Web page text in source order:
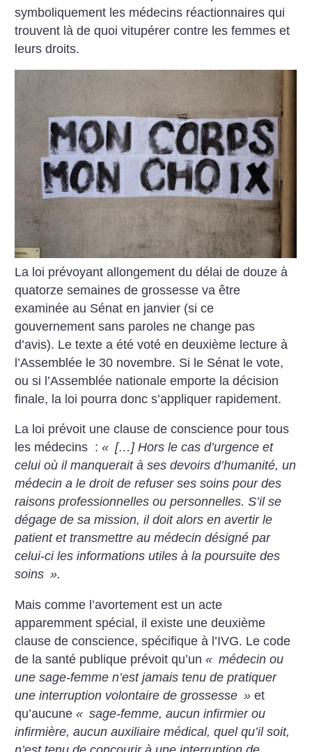
symboliquement les médecins réactionnaires qui
trouvent là de quoi vitupérer contre les femmes et
leurs droits.
La loi prévoyant allongement du délai de douze à
quatorze semaines de grossesse va être
examinée au Sénat en janvier (si ce
gouvernement sans paroles ne change pas
d’avis). Le texte a été voté en deuxième lecture à
l’Assemblée le 30 novembre. Si le Sénat le vote,
ou si l’Assemblée nationale emporte la décision
finale, la loi pourra donc s’appliquer rapidement.
La loi prévoit une clause de conscience pour tous
les médecins : « […] Hors le cas d’urgence et
celui où il manquerait à ses devoirs d’humanité, un
médecin a le droit de refuser ses soins pour des
raisons professionnelles ou personnelles. S’il se
dégage de sa mission, il doit alors en avertir le
patient et transmettre au médecin désigné par
celui-ci les informations utiles à la poursuite des
soins ».
Mais comme l’avortement est un acte
apparemment spécial, il existe une deuxième
clause de conscience, spécifique à l’IVG. Le code
de la santé publique prévoit qu’un« médecin ou
une sage-femme n’est jamais tenu de pratiquer
une interruption volontaire de grossesse » et
qu’aucune« sage-femme, aucun infirmier ou
infirmière, aucun auxiliaire médical, quel qu’il soit,